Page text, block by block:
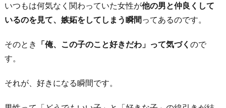
いつもは何気なく関わっていた女性が他の男と仲良くして
いるのを見て、嫉妬をしてしまう瞬間 ってあるのです。
そのとき 「俺、この子のこと好きだわ」って気づく ので
す。
それが、好きになる瞬間です。